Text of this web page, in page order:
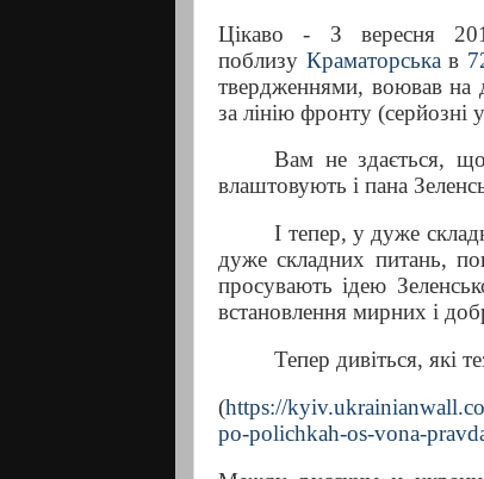
Цікаво - З вересня
поблизу Краматорська в
твердженнями, воював на
за лінію фронту
Вам не здається,
влаштовують і пана
І тепер, у дуже
дуже складних питань,
просувають ідею
встановлення мирних і
Тепер дивіться, які
(https://
po-polichkah-os-vona-